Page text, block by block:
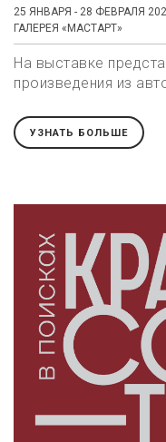
25 ЯНВАРЯ - 28 ФЕВРАЛЯ
ГАЛЕРЕЯ «МАСТАРТ»
На выставке
произведения из
УЗНАТЬ БОЛЬШЕ